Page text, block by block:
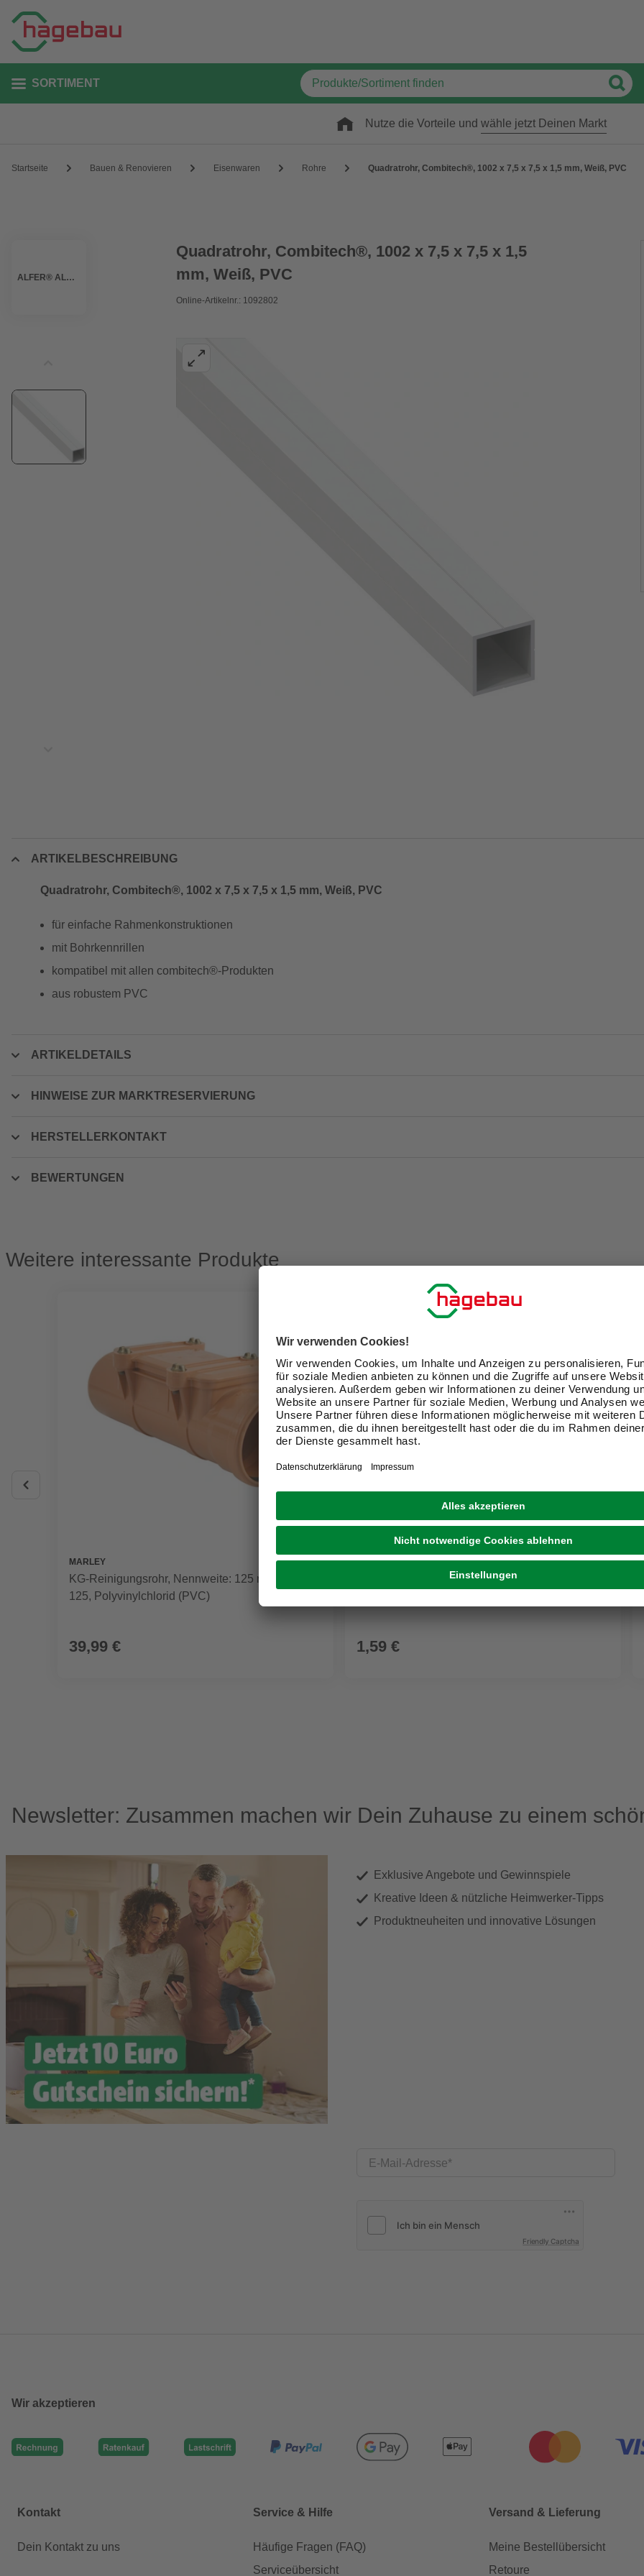
SORTIMENT
Nutze die Vorteile und wähle jetzt Deinen Markt
Startseite Bauen & Renovieren Eisenwaren Rohre Quadratrohr, Combitech®, 1002 x 7,5 x 7,5 x 1,5 mm, Weiß, PVC
ALFER® ALUMINIUM
Quadratrohr, Combitech®, 1002 x 7,5 x 7,5 x 1,5
mm, Weiß, PVC
Online-Artikelnr.: 1092802
ARTIKELBESCHREIBUNG
Quadratrohr, Combitech®, 1002 x 7,5 x 7,5 x 1,5 mm, Weiß, PVC
für einfache Rahmenkonstruktionen
mit Bohrkennrillen
kompatibel mit allen combitech®-Produkten
aus robustem PVC
ARTIKELDETAILS
HINWEISE ZUR MARKTRESERVIERUNG
HERSTELLERKONTAKT
BEWERTUNGEN
Weitere interessante Produkte
MARLEY
KG-Reinigungsrohr, Nennweite: 125 mm, DN
125, Polyvinylchlorid (PVC)
39,99 €
ALFER® ALUMINIUM
Rechteckrohr, Combitech®, 1000 x 12,5 x 12,5 x
1,59 €
Newsletter: Zusammen machen wir Dein Zuhause zu einem
Exklusive Angebote und Gewinnspiele
Kreative Ideen & nützliche Heimwerker-Tipps
Produktneuheiten und innovative Lösungen
E-Mail-Adresse
Friendly Captcha
Wir akzeptieren
Kontakt
Dein Kontakt zu uns
Service & Hilfe
Häufige Fragen (FAQ)
Serviceübersicht
Versand & Lieferung
Meine Bestellübersicht
Retoure